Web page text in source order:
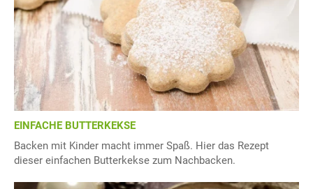
EINFACHE BUTTERKEKSE
Backen mit Kinder macht immer Spaß. Hier das Rezept
dieser einfachen Butterkekse zum Nachbacken.